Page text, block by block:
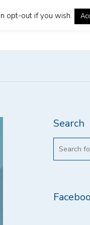
Search
opt-out if you wish.